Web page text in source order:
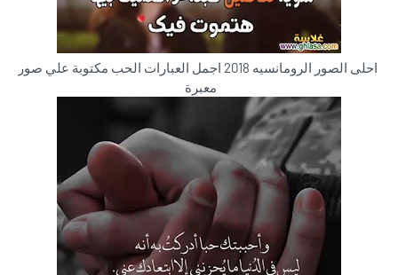
احلى الصور الرومانسيه 2018 اجمل العبارات الحب مكتوبة علي صور
معبرة